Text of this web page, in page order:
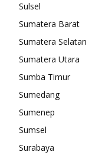
Sulsel
Sumatera Barat
Sumatera Selatan
Sumatera Utara
Sumba Timur
Sumedang
Sumenep
Sumsel
Surabaya